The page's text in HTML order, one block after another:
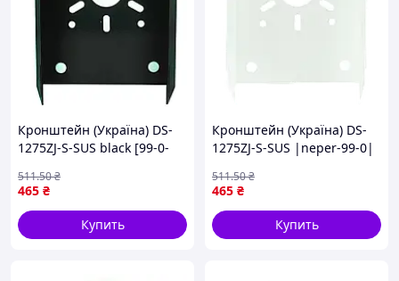
Кронштейн (Україна) DS-
1275ZJ-S-SUS black [99-0-
465 ₴
511.50₴
Купить
Кронштейн (Україна) DS-
1275ZJ-S-SUS |neper-99-0|
465 ₴
511.50₴
Купить